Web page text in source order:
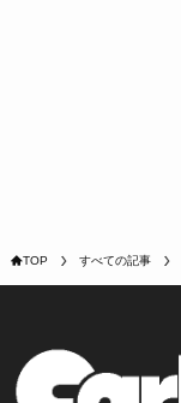
TOP すべての記事